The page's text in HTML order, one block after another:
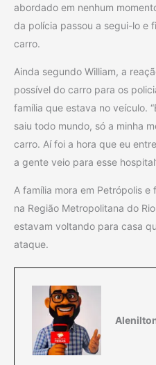
abordado em nenhum
da polícia passou a segui-lo e
carro.
Ainda segundo William, a
possível do carro para os
família que estava no veículo.
saiu todo mundo, só a minha
carro. Aí foi a hora que eu
a gente veio para esse
A família mora em Petrópolis
na Região Metropolitana do
estavam voltando para casa
ataque.